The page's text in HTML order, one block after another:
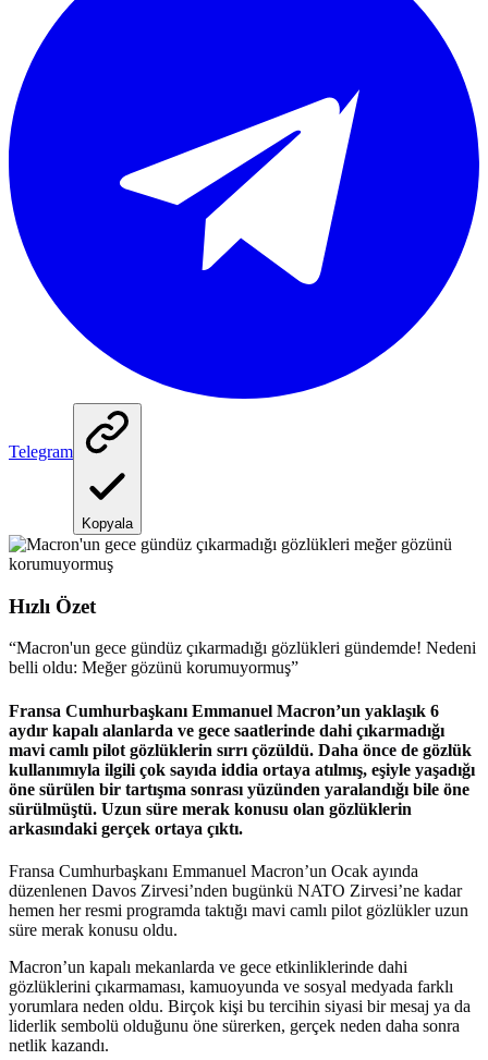
Telegram
Kopyala
Hızlı Özet
“Macron'un gece gündüz çıkarmadığı gözlükleri gündemde! Nedeni
belli oldu: Meğer gözünü korumuyormuş”
Fransa Cumhurbaşkanı Emmanuel Macron’un yaklaşık 6
aydır kapalı alanlarda ve gece saatlerinde dahi çıkarmadığı
mavi camlı pilot gözlüklerin sırrı çözüldü. Daha önce de gözlük
kullanımıyla ilgili çok sayıda iddia ortaya atılmış, eşiyle yaşadığı
öne sürülen bir tartışma sonrası yüzünden yaralandığı bile öne
sürülmüştü. Uzun süre merak konusu olan gözlüklerin
arkasındaki gerçek ortaya çıktı.
Fransa Cumhurbaşkanı Emmanuel Macron’un Ocak ayında
düzenlenen Davos Zirvesi’nden bugünkü NATO Zirvesi’ne kadar
hemen her resmi programda taktığı mavi camlı pilot gözlükler uzun
süre merak konusu oldu.
Macron’un kapalı mekanlarda ve gece etkinliklerinde dahi
gözlüklerini çıkarmaması, kamuoyunda ve sosyal medyada farklı
yorumlara neden oldu. Birçok kişi bu tercihin siyasi bir mesaj ya da
liderlik sembolü olduğunu öne sürerken, gerçek neden daha sonra
netlik kazandı.